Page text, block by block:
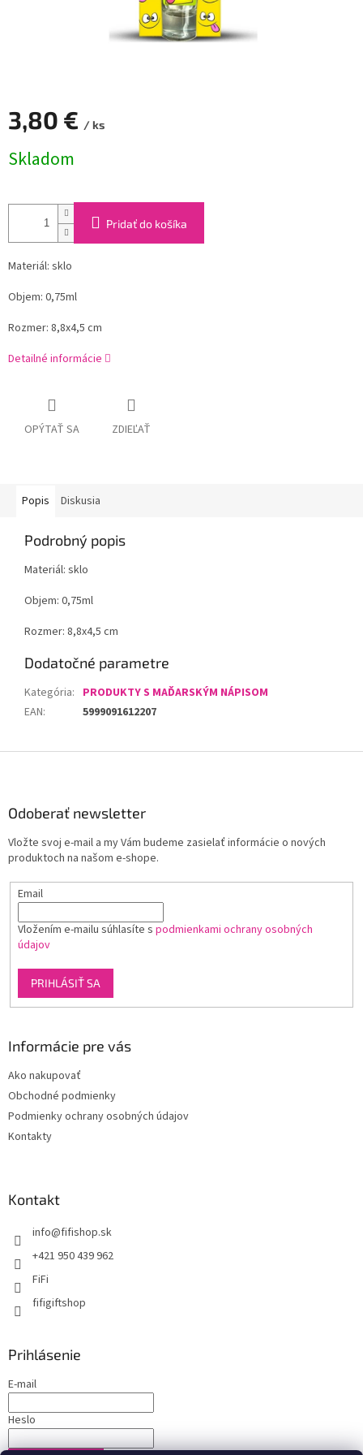
3,80 € / ks
cena:
Skladom
Pridať do košíka
Materiál: sklo
Objem: 0,75ml
Rozmer: 8,8x4,5 cm
Detailné informácie
OPÝTAŤ SA ZDIEĽAŤ
Popis Diskusia
Podrobný popis
Materiál: sklo
Objem: 0,75ml
Rozmer: 8,8x4,5 cm
Dodatočné parametre
Kategória: PRODUKTY S MAĎARSKÝM NÁPISOM
EAN: 5999091612207
Odoberať newsletter
Vložte svoj e-mail a my Vám budeme zasielať informácie o nových
produktoch na našom e-shope.
Email
Vložením e-mailu súhlasíte s podmienkami ochrany osobných
údajov
PRIHLÁSIŤ SA
Informácie pre vás
Ako nakupovať
Obchodné podmienky
Podmienky ochrany osobných údajov
Kontakty
Kontakt
info@fifishop.sk
+421 950 439 962
FiFi
fifigiftshop
Prihlásenie
E-mail
Heslo